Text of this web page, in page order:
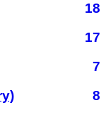
18
17
7
8